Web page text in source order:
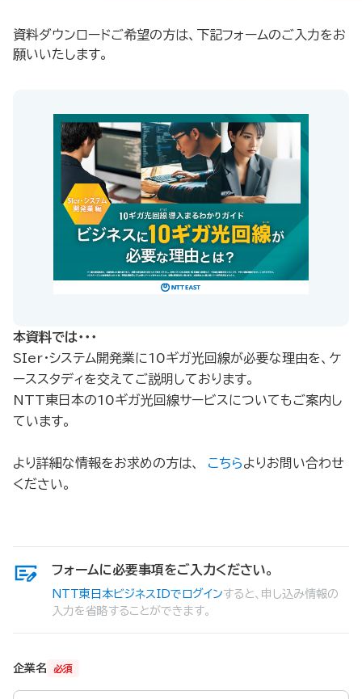
資料ダウンロードご希望の方は、下記フォームのご入力をお
願いいたします。
本資料では・・・
SIer・システム開発業に10ギガ光回線が必要な理由を、ケ
ーススタディを交えてご説明しております。
NTT東日本の10ギガ光回線サービスについてもご案内し
ています。
より詳細な情報をお求めの方は、 こちらよりお問い合わせ
ください。
フォームに必要事項をご入力ください。
NTT東日本ビジネスIDでログインすると、申し込み情報の
入力を省略することができます。
必須
企業名